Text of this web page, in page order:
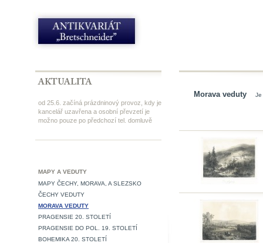
od 25.6. začíná prázdninový provoz, kdy je
kancelář uzavřena a osobní převzetí je
možno pouze po předchozí tel. domluvě
MAPY A VEDUTY
MAPY ČECHY, MORAVA, A SLEZSKO
ČECHY VEDUTY
MORAVA VEDUTY
PRAGENSIE 20. STOLETÍ
PRAGENSIE DO POL. 19. STOLETÍ
BOHEMIKA 20. STOLETÍ
Morava veduty Je